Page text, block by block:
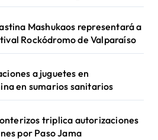
Mashukaos representará a
Rockódromo de Valparaíso
a juguetes en
en sumarios sanitarios
triplica autorizaciones
por Paso Jama